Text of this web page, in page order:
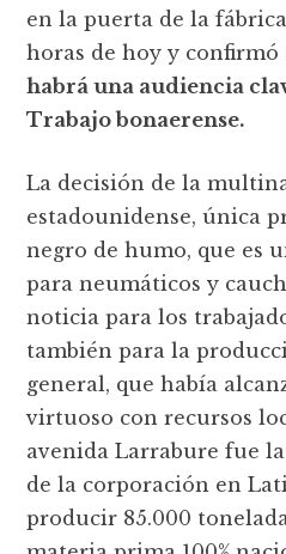
en la puerta de la
horas de hoy y confirmó
habrá una audiencia
Trabajo bonaerense.
La decisión de la
estadounidense, única
negro de humo, que es
para neumáticos y
noticia para los
también para la
general, que había
virtuoso con recursos
avenida Larrabure fue
de la corporación en
producir 85.000